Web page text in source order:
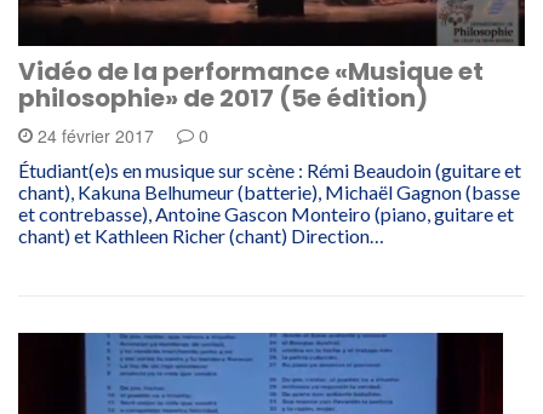
Vidéo de la performance «Musique et
philosophie» de 2017 (5e édition)
24 février 2017 0
Étudiant(e)s en musique sur scène : Rémi Beaudoin (guitare et
chant), Kakuna Belhumeur (batterie), Michaël Gagnon (basse
et contrebasse), Antoine Gascon Monteiro (piano, guitare et
chant) et Kathleen Richer (chant) Direction…